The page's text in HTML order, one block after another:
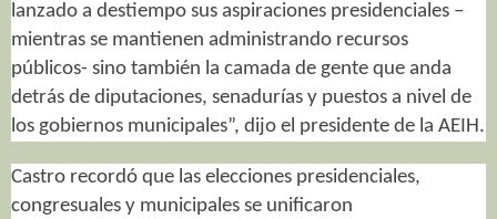
lanzado a destiempo sus aspiraciones presidenciales –
mientras se mantienen administrando recursos
públicos- sino también la camada de gente que anda
detrás de diputaciones, senadurías y puestos a nivel de
los gobiernos municipales”, dijo el presidente de la AEIH.
Castro recordó que las elecciones presidenciales,
congresuales y municipales se unificaron